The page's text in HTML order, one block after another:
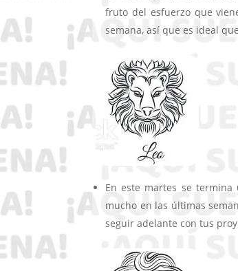
fruto del esfuerzo que
semana, así que es ideal
En este martes se
mucho en las últimas
seguir adelante con tus